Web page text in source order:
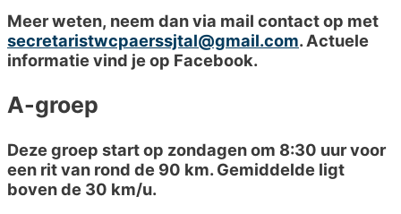
Meer weten, neem dan via mail contact op met
secretaristwcpaerssjtal@gmail.com. Actuele
informatie vind je op Facebook.
A-groep
Deze groep start op zondagen om 8:30 uur voor
een rit van rond de 90 km. Gemiddelde ligt
boven de 30 km/u.